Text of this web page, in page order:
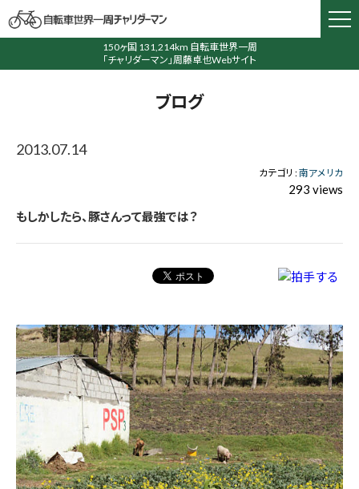
150ヶ国 131,214km 自転車世界一周
「チャリダーマン」周藤卓也Webサイト
ブログ
2013.07.14
カテゴリ :南アメリカ
293 views
もしかしたら、豚さんって最強では？